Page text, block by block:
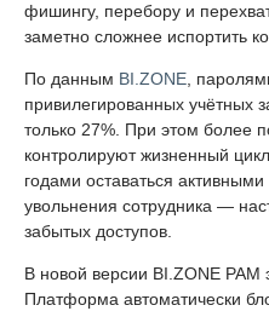
фишингу, перебору и
заметно сложнее испортить
По данным BI.ZONE,
привилегированных учётных
только 27%. При этом более
контролируют жизненный
годами оставаться
увольнения сотрудника —
забытых доступов.
В новой версии BI.ZONE PAM
Платформа автоматически